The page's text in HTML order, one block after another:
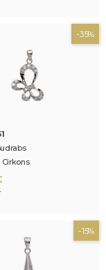
-35%
Cirkons
-15%